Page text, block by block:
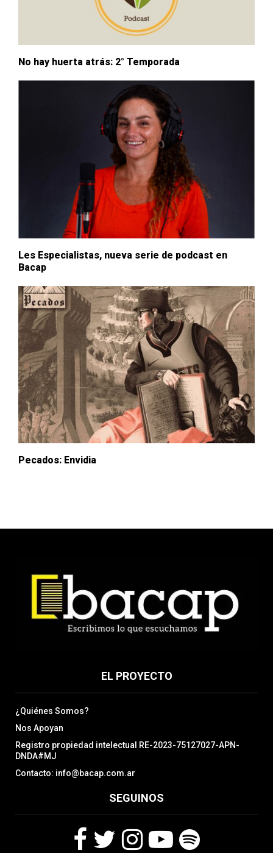
No hay huerta atrás: 2° Temporada
Les Especialistas, nueva serie de podcast en
Bacap
Pecados: Envidia
EL PROYECTO
¿Quiénes Somos?
Nos Apoyan
Registro propiedad intelectual RE-2023-75127027-APN-
DNDA#MJ
Contacto: info@bacap.com.ar
SEGUINOS